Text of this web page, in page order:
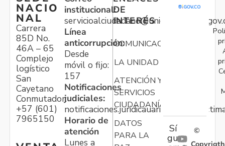
NACIO
NAL
Carrera
85D No.
46A – 65
Complejo
logístico
San
Cayetano
Conmutador:
+57 (601)
7965150
institucional:
Línea
anticorrupción:
Desde
móvil o fijo:
157
Notificaciones
judiciales:
Horario de
atención
Lunes a
DE
INTERÉS
COMUNICACIONES
LA UNIDAD
ATENCIÓN Y
SERVICIOS
CIUDADANÍA
DATOS
PARA LA
Sí
gu
©